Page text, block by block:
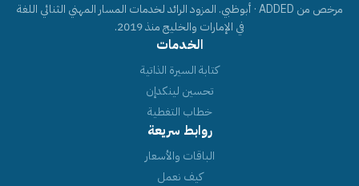
مرخص من ADDED · أبوظبي. المزود الرائد لخدمات المسار المهني الثنائي اللغة
في الإمارات والخليج منذ 2019.
الخدمات
كتابة السيرة الذاتية
تحسين لينكدإن
خطاب التغطية
روابط سريعة
الباقات والأسعار
كيف نعمل